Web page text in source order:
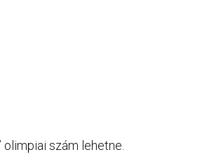
olimpiai szám lehetne.